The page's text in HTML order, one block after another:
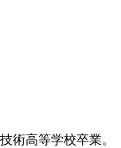
術高等学校卒業。